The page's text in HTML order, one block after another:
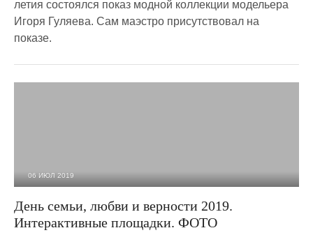
летия состоялся показ модной коллекции модельера
Игоря Гуляева. Сам маэстро присутствовал на
показе.
06 ИЮЛ 2019
День семьи, любви и верности 2019.
Интерактивные площадки. ФОТО